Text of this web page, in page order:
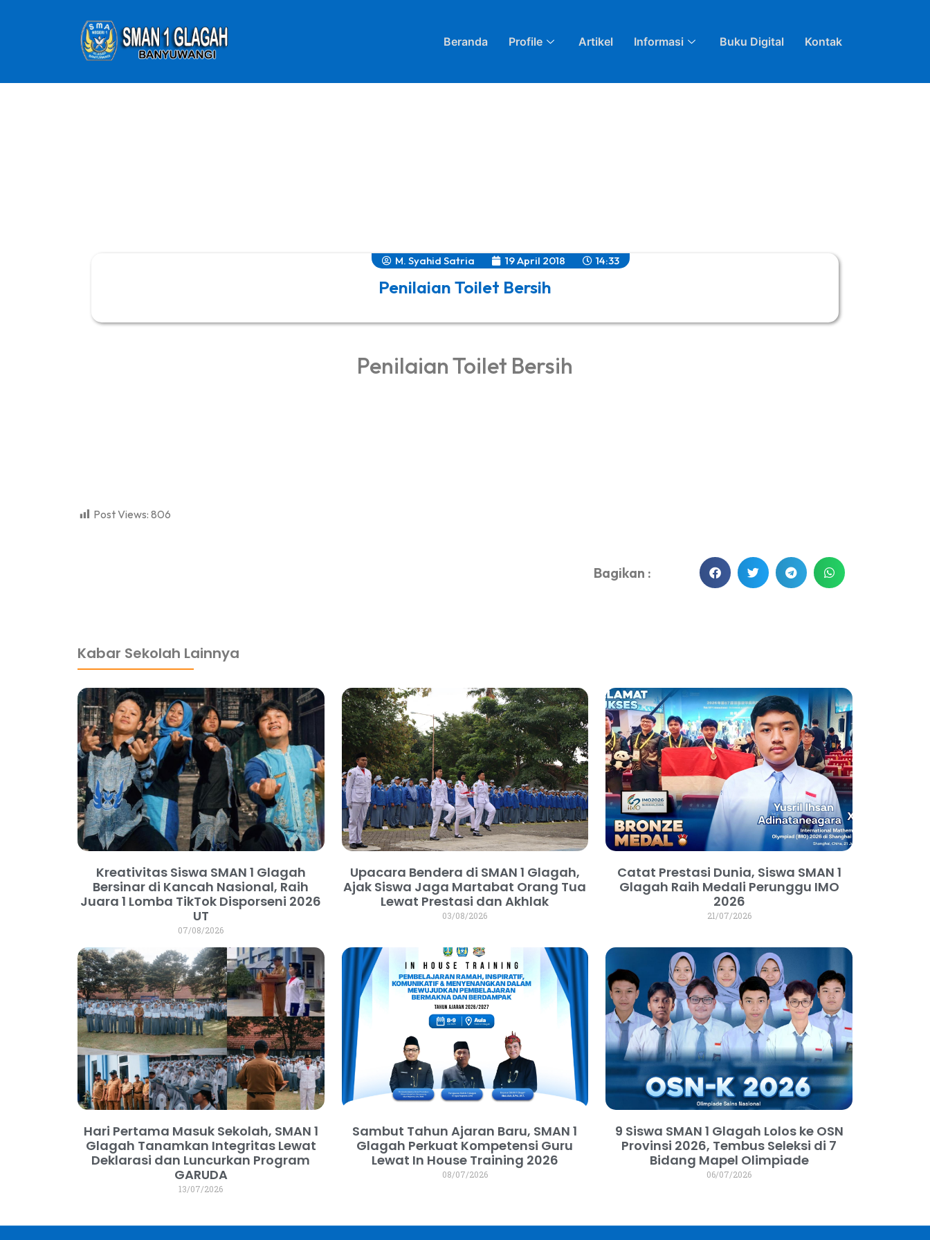
Beranda Profile Artikel Informasi Buku Digital Kontak
M. Syahid Satria 19 April 2018 14:33
Penilaian Toilet Bersih
Penilaian Toilet Bersih
Post Views: 806
Bagikan :
Kabar Sekolah Lainnya
Kreativitas Siswa SMAN 1 Glagah
Bersinar di Kancah Nasional, Raih
Juara 1 Lomba TikTok Disporseni 2026
UT
07/08/2026
Upacara Bendera di SMAN 1 Glagah,
Ajak Siswa Jaga Martabat Orang Tua
Lewat Prestasi dan Akhlak
03/08/2026
Catat Prestasi Dunia, Siswa SMAN 1
Glagah Raih Medali Perunggu IMO
2026
21/07/2026
Hari Pertama Masuk Sekolah, SMAN 1
Glagah Tanamkan Integritas Lewat
Deklarasi dan Luncurkan Program
GARUDA
13/07/2026
Sambut Tahun Ajaran Baru, SMAN 1
Glagah Perkuat Kompetensi Guru
Lewat In House Training 2026
08/07/2026
9 Siswa SMAN 1 Glagah Lolos ke OSN
Provinsi 2026, Tembus Seleksi di 7
Bidang Mapel Olimpiade
06/07/2026